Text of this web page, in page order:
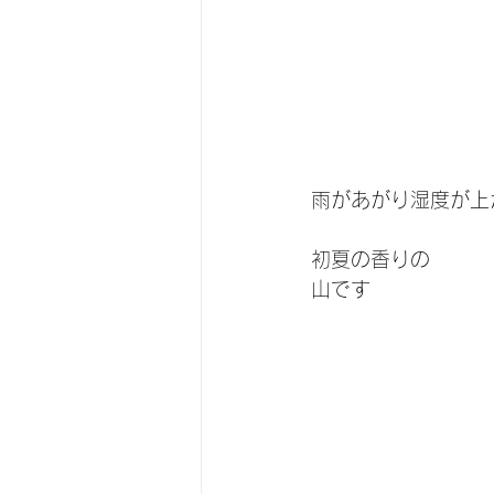
雨があがり湿度が
初夏の香りの
山です